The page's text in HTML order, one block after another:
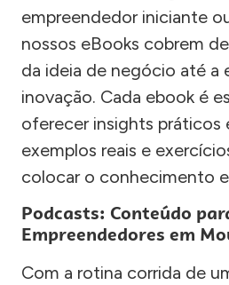
empreendedor iniciante
nossos eBooks cobrem
da ideia de negócio até a
inovação. Cada ebook é
oferecer insights práticos
exemplos reais e
colocar o conhecimento
Podcasts: Conteúdo
Empreendedores em
Com a rotina corrida de